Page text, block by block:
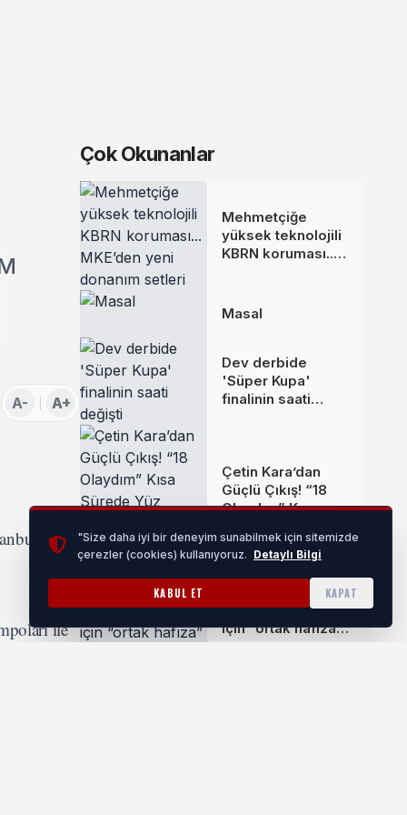
A- A+
ile
Çok Okunanlar
Mehmetçiğe
yüksek teknolojili
KBRN koruması...
Masal
Dev derbide
'Süper Kupa'
finalinin saati
Çetin Kara’dan
Güçlü Çıkış! “18
Olaydım” Kısa
Binlerce Kişiye
Ulaştı
Bursa Nilüfer'de
Kurtuluş Müzesi
için “ortak hafıza”
çağrısı
"Size daha iyi bir deneyim sunabilmek için sitemizde
çerezler (cookies) kullanıyoruz. Detaylı Bilgi
KABUL ET KAPAT